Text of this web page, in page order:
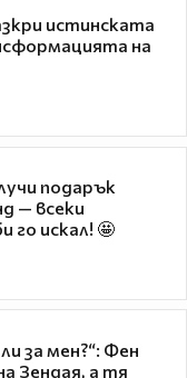
истинската
на
подарък
— всеки
го искал! 🤩
за мен?“: Фен
Зендая, а тя